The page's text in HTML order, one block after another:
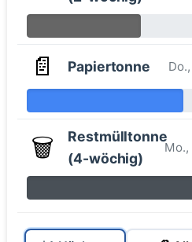
📄 Papiertonne
🗑️
Restmülltonne
(4-wöchig)
Mo.,